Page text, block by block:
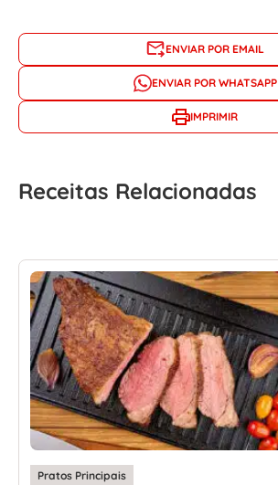
ENVIAR POR EMAIL
ENVIAR POR WHATSAPP
IMPRIMIR
Receitas Relacionadas
Pratos Principais